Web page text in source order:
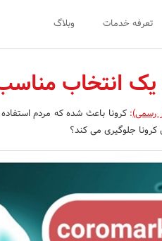
تعرفه خدمات وبلاگ
انتخاب
رسمی):کرونا باعث شده که مردم استفاده
جلوگیری می کند؟